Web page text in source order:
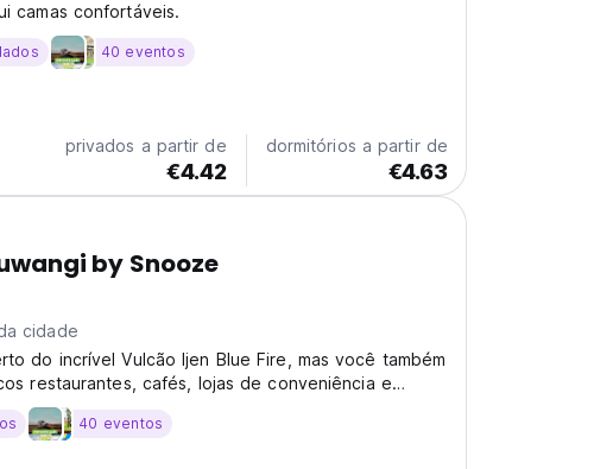
camas confortáveis.
40 eventos
privados a partir de
€4.42
dormitórios a partir de
€4.63
by Snooze
cidade
do incrível Vulcão Ijen Blue Fire, mas você também
restaurantes, cafés, lojas de conveniência e
poucos passos da nossa porta.
40 eventos